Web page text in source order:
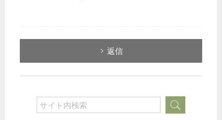
返信